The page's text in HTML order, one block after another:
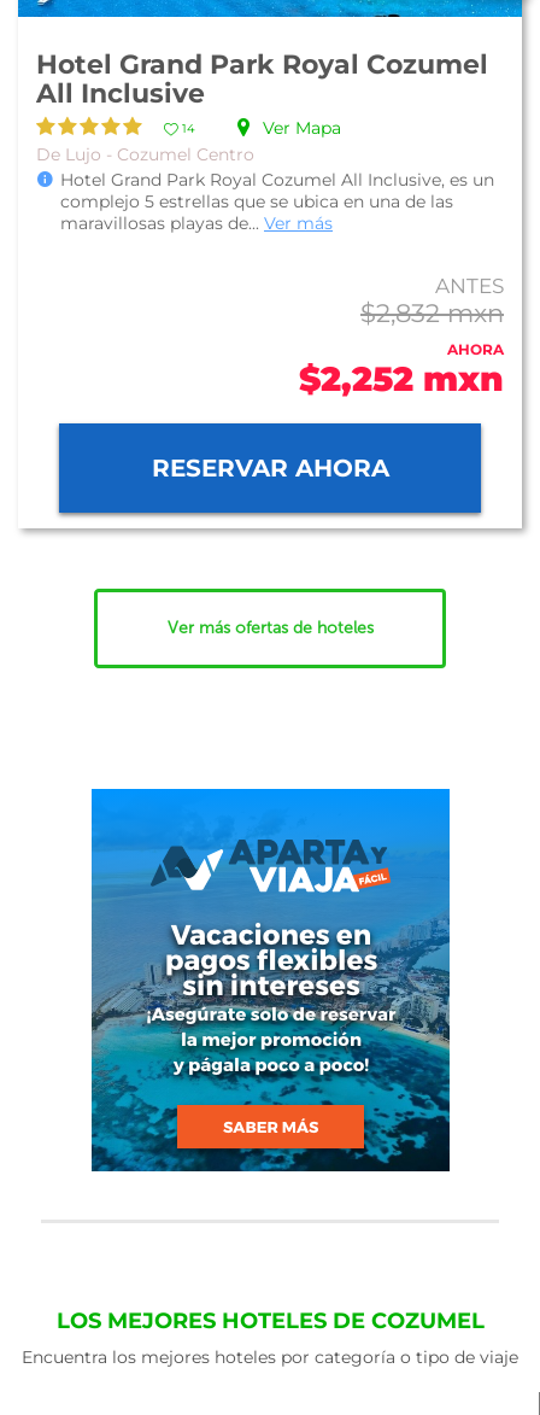
Hotel Grand Park Royal Cozumel
All Inclusive
14
Ver Mapa
De Lujo - Cozumel Centro
Hotel Grand Park Royal Cozumel All Inclusive, es un
complejo 5 estrellas que se ubica en una de las
maravillosas playas de... Ver más
ANTES
$2,832 mxn
AHORA
$2,252 mxn
RESERVAR AHORA
Ver más ofertas de hoteles
LOS MEJORES HOTELES DE COZUMEL
Encuentra los mejores hoteles por categoría o tipo de viaje